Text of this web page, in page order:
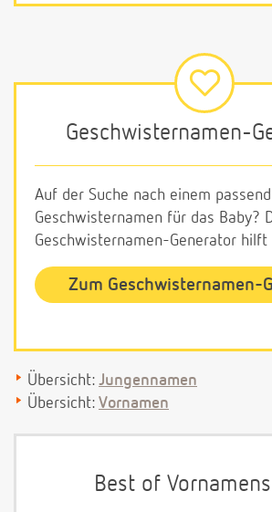
Geschwisternamen-
Auf der Suche nach einem
Geschwisternamen für das Baby?
Geschwisternamen-Generator hilft
Zum Geschwisternamen-
Übersicht: Jungennamen
Übersicht: Vornamen
Best of